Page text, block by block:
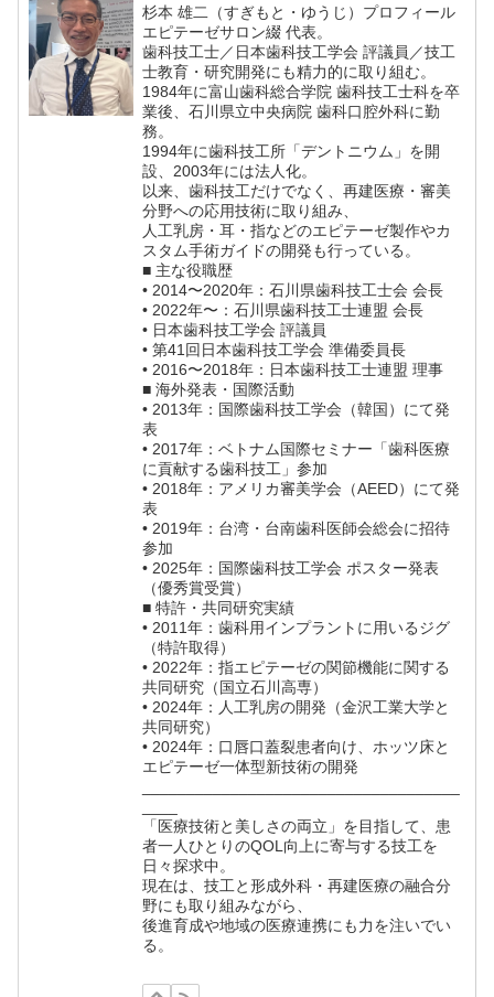
杉本 雄二（すぎもと・ゆうじ）プロフィール
エピテーゼサロン綴 代表。
歯科技工士／日本歯科技工学会 評議員／技工
士教育・研究開発にも精力的に取り組む。
1984年に富山歯科総合学院 歯科技工士科を卒
業後、石川県立中央病院 歯科口腔外科に勤
務。
1994年に歯科技工所「デントニウム」を開
設、2003年には法人化。
以来、歯科技工だけでなく、再建医療・審美
分野への応用技術に取り組み、
人工乳房・耳・指などのエピテーゼ製作やカ
スタム手術ガイドの開発も行っている。
■ 主な役職歴
• 2014〜2020年：石川県歯科技工士会 会長
• 2022年〜：石川県歯科技工士連盟 会長
• 日本歯科技工学会 評議員
• 第41回日本歯科技工学会 準備委員長
• 2016〜2018年：日本歯科技工士連盟 理事
■ 海外発表・国際活動
• 2013年：国際歯科技工学会（韓国）にて発
表
• 2017年：ベトナム国際セミナー「歯科医療
に貢献する歯科技工」参加
• 2018年：アメリカ審美学会（AEED）にて発
表
• 2019年：台湾・台南歯科医師会総会に招待
参加
• 2025年：国際歯科技工学会 ポスター発表
（優秀賞受賞）
■ 特許・共同研究実績
• 2011年：歯科用インプラントに用いるジグ
（特許取得）
• 2022年：指エピテーゼの関節機能に関する
共同研究（国立石川高専）
• 2024年：人工乳房の開発（金沢工業大学と
共同研究）
• 2024年：口唇口蓋裂患者向け、ホッツ床と
エピテーゼ一体型新技術の開発
「医療技術と美しさの両立」を目指して、患
者一人ひとりのQOL向上に寄与する技工を
日々探求中。
現在は、技工と形成外科・再建医療の融合分
野にも取り組みながら、
後進育成や地域の医療連携にも力を注いでい
る。